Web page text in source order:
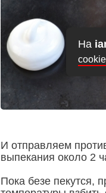
На
cookie
И отправляем
выпекания около 2
Пока безе пекутся,